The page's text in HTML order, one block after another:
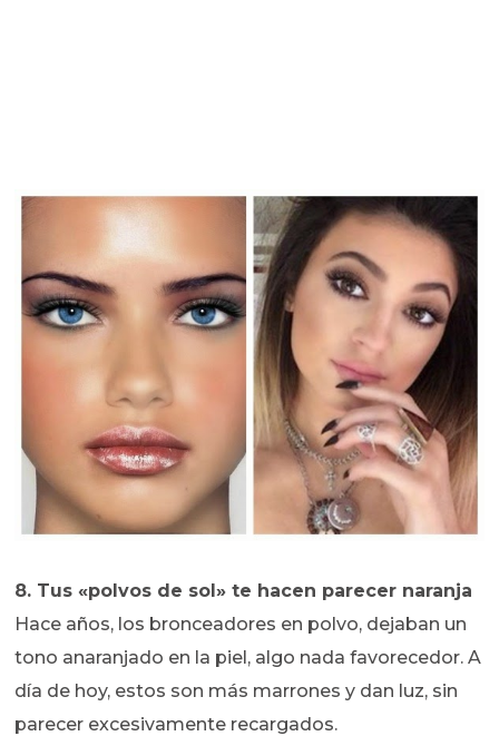
8. Tus «polvos de sol» te hacen parecer naranja
Hace años, los bronceadores en polvo, dejaban un
tono anaranjado en la piel, algo nada favorecedor. A
día de hoy, estos son más marrones y dan luz, sin
parecer excesivamente recargados.